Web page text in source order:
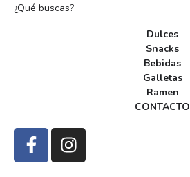
¿Qué buscas?
Dulces
Snacks
Bebidas
Galletas
Ramen
CONTACTO